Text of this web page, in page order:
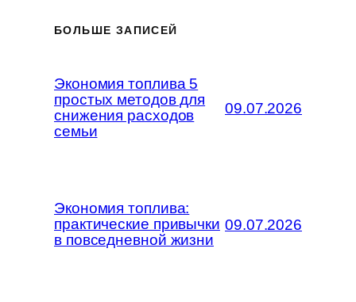
БОЛЬШЕ ЗАПИСЕЙ
Экономия топлива 5
простых методов для
снижения расходов
семьи
09.07.2026
Экономия топлива:
практические привычки
в повседневной жизни
09.07.2026